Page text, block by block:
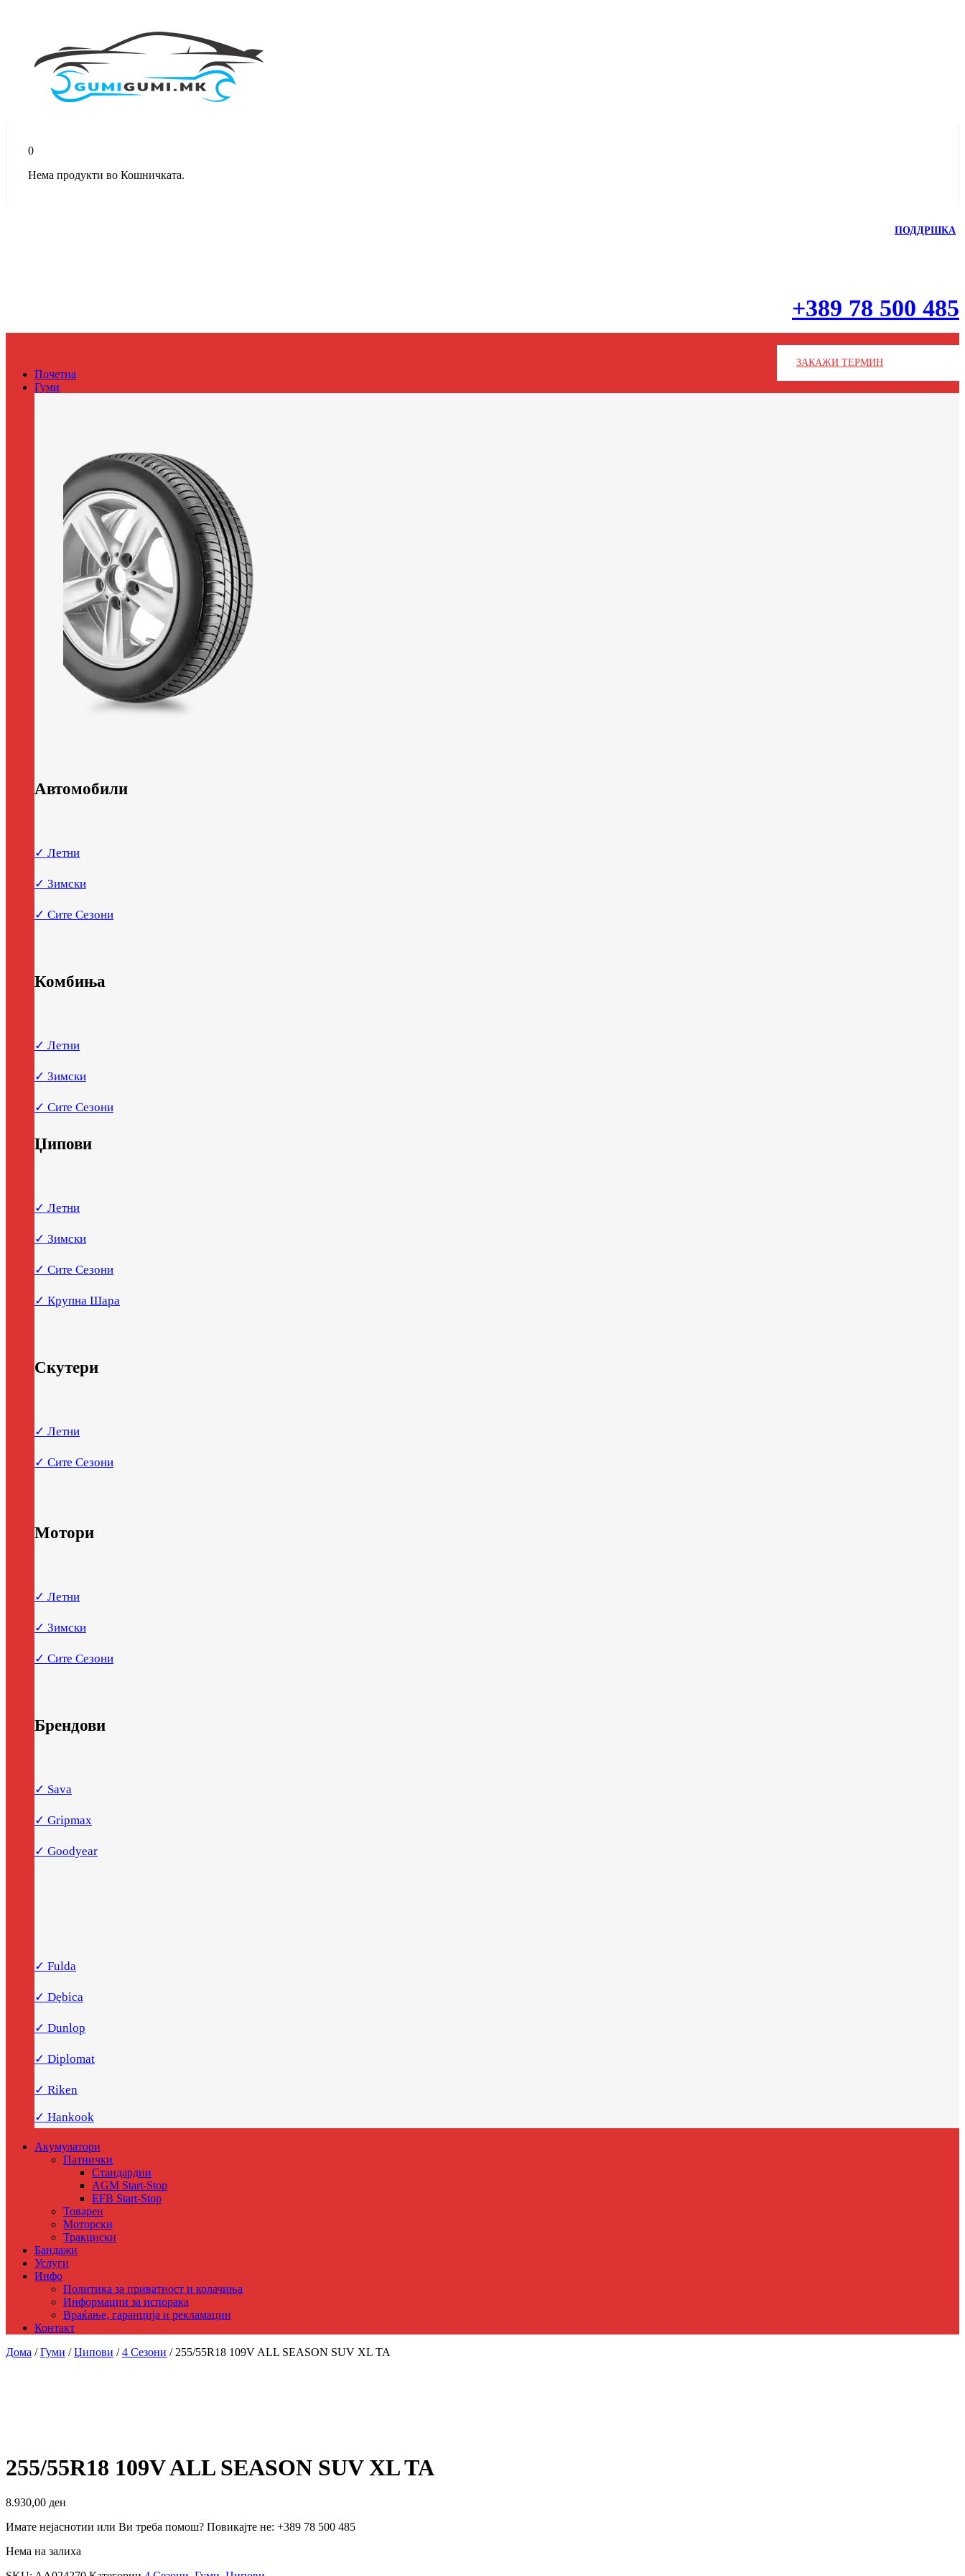
0
Нема продукти во Кошничката.
ПОДДРШКА
+389 78 500 485
ЗАКАЖИ ТЕРМИН
Почетна
Гуми
Автомобили
✓ Летни
✓ Зимски
✓ Сите Сезони
Комбиња
✓ Летни
✓ Зимски
✓ Сите Сезони
Џипови
✓ Летни
✓ Зимски
✓ Сите Сезони
✓ Крупна Шара
Скутери
✓ Летни
✓ Сите Сезони
Мотори
✓ Летни
✓ Зимски
✓ Сите Сезони
Брендови
✓ Sava
✓ Gripmax
✓ Goodyear
✓ Fulda
✓ Dębica
✓ Dunlop
✓ Diplomat
✓ Riken
✓ Hankook
Акумулатори
Патнички
Стандардни
AGM Start-Stop
EFB Start-Stop
Товарен
Моторски
Тракциски
Бандажи
Услуги
Инфо
Политика за приватност и колачиња
Информации за испорака
Враќање, гаранција и рекламации
Контакт
Дома /Гуми /Џипови /4 Сезони / 255/55R18 109V ALL SEASON SUV XL TA
255/55R18 109V ALL SEASON SUV XL TA
8.930,00 ден
Имате нејаснотии или Ви треба помош? Повикајте не: +389 78 500 485
Нема на залиха